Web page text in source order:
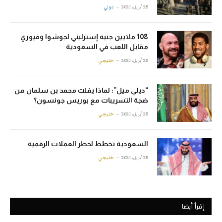
25 أبريل، 2021 دولي
108 ملايين جنيه إسترليني لجوشوا وفيوري
مقابل اللعب في السعودية
25 أبريل، 2021 خليجي
“ديلي ميل”: لماذا يفلت محمد بن سلمان من
ضجة التسريبات مع بوريس جونسون؟
25 أبريل، 2021 خليجي
السعودية تخطط لحظر العملات الرقمية
25 أبريل، 2021 خليجي
إقرأ أيضا